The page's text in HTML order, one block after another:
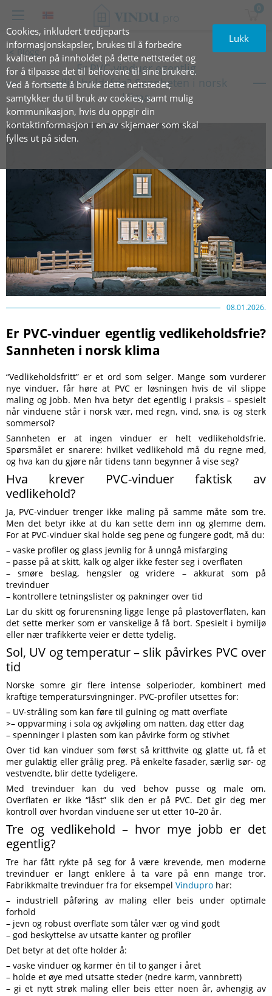
Cookies, inkludert tredjeparts
informasjonskapsler, brukes til å forbedre
kvaliteten på innholdet på dette nettstedet og
for å tilpasse det til behovene til sine brukere.
Ved å fortsette å bruke dette nettstedet,
samtykker du til bruk av cookies, samt mulig
kommunikasjon, hvis du oppgir din
kontaktinformasjon i en av skjemaer som skal
fylles ut på siden.
Lukk
0
Blogg
Er PVC-vinduer egentlig
vedlikeholdsfrie? Sannheten i norsk
klima
08.01.2026.
Er PVC-vinduer egentlig vedlikeholdsfrie?
Sannheten i norsk klima
“Vedlikeholdsfritt” er et ord som selger. Mange som vurderer
nye vinduer, får høre at PVC er løsningen hvis de vil slippe
maling og jobb. Men hva betyr det egentlig i praksis – spesielt
når vinduene står i norsk vær, med regn, vind, snø, is og sterk
sommersol?
Sannheten er at ingen vinduer er helt vedlikeholdsfrie.
Spørsmålet er snarere: hvilket vedlikehold må du regne med,
og hva kan du gjøre når tidens tann begynner å vise seg?
Hva krever PVC-vinduer faktisk av
vedlikehold?
Ja, PVC-vinduer trenger ikke maling på samme måte som tre.
Men det betyr ikke at du kan sette dem inn og glemme dem.
For at PVC-vinduer skal holde seg pene og fungere godt, må du:
– vaske profiler og glass jevnlig for å unngå misfarging
– passe på at skitt, kalk og alger ikke fester seg i overflaten
– smøre beslag, hengsler og vridere – akkurat som på
trevinduer
– kontrollere tetningslister og pakninger over tid
Lar du skitt og forurensning ligge lenge på plastoverflaten, kan
det sette merker som er vanskelige å få bort. Spesielt i bymiljø
eller nær trafikkerte veier er dette tydelig.
Sol, UV og temperatur – slik påvirkes PVC over
tid
Norske somre gir flere intense solperioder, kombinert med
kraftige temperatursvingninger. PVC-profiler utsettes for:
– UV-stråling som kan føre til gulning og matt overflate
>– oppvarming i sola og avkjøling om natten, dag etter dag
– spenninger i plasten som kan påvirke form og stivhet
Over tid kan vinduer som først så kritthvite og glatte ut, få et
mer gulaktig eller grålig preg. På enkelte fasader, særlig sør- og
vestvendte, blir dette tydeligere.
Med trevinduer kan du ved behov pusse og male om.
Overflaten er ikke “låst” slik den er på PVC. Det gir deg mer
kontroll over hvordan vinduene ser ut etter 10–20 år.
Tre og vedlikehold – hvor mye jobb er det
egentlig?
Tre har fått rykte på seg for å være krevende, men moderne
trevinduer er langt enklere å ta vare på enn mange tror.
Fabrikkmalte trevinduer fra for eksempel Vindupro har:
– industriell påføring av maling eller beis under optimale
forhold
– jevn og robust overflate som tåler vær og vind godt
– god beskyttelse av utsatte kanter og profiler
Det betyr at det ofte holder å:
– vaske vinduer og karmer én til to ganger i året
– holde et øye med utsatte steder (nedre karm, vannbrett)
– gi et nytt strøk maling eller beis etter noen år, avhengig av